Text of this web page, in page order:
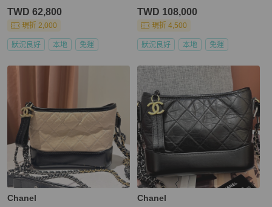
TWD 62,800
現折 2,000
狀況良好 本地 免運
TWD 108,000
現折 4,500
狀況良好 本地 免運
Chanel Chanel